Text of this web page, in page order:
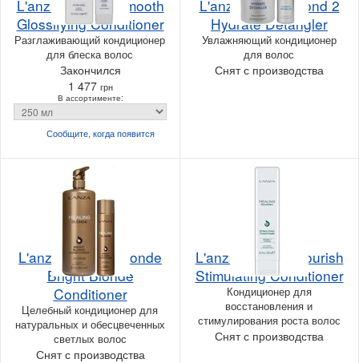
L'anza Healing Smooth
Glossifying Conditioner
Разглаживающий кондиционер
для блеска волос
Закончился
1 477 грн
В ассортименте:
Сообщите, когдапоявится
L'anza Keratin Bond 2
Hydrate Detangler
Увлажняющий кондиционер
для волос
Снят с производства
L'anza Healing Blonde
Bright Blonde
Conditioner
Целебный кондиционер для
натуральных и обесцвеченных
светлых волос
Снят с производства
L'anza Healing Nourish
Stimulating Conditioner
Кондиционер для
восстановления и
стимулирования роста волос
Снят с производства